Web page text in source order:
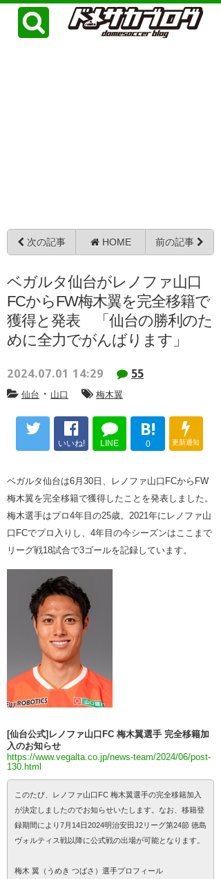
次の記事 HOME 前の記事
ベガルタ仙台がレノファ山口
FCからFW梅木翼を完全移籍で
獲得と発表 「仙台の勝利のた
めに全力でがんばります」
2024.07.01 14:29 55
仙台 ・ 山口 梅木翼
いいね! LINE
B!
0 更新通知
ベガルタ仙台は6月30日、レノファ山口FCからFW
梅木翼を完全移籍で獲得したことを発表しました。
梅木選手はプロ4年目の25歳。2021年にレノファ山
口FCでプロ入りし、4年目の今シーズンはここまで
リーグ戦18試合で3ゴールを記録しています。
[仙台公式]レノファ山口FC 梅木翼選手 完全移籍加
入のお知らせ
https://www.vegalta.co.jp/news-team/2024/06/post-
130.html
このたび、レノファ山口FC 梅木翼選手の完全移籍加入
が決定しましたのでお知らせいたします。なお、移籍登
録期間により7月14日2024明治安田J2リーグ第24節 徳島
ヴォルティス戦以降に公式戦の出場が可能となります。
梅木 翼（うめき つばさ）選手プロフィール